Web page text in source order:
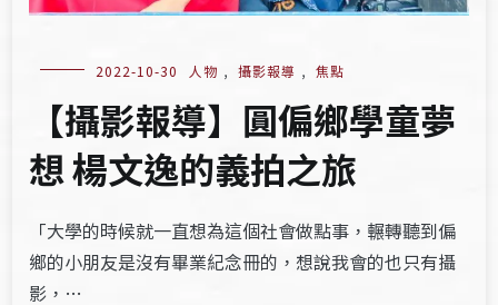
2022-10-30 人物 , 攝影報導 , 焦點
【攝影報導】圓偏鄉學童夢
想 楊文逸的義拍之旅
「大學的時候就一直想為這個社會做點事，輾轉聽到偏
鄉的小朋友是沒有畢業紀念冊的，想說我會的也只有攝
影，…